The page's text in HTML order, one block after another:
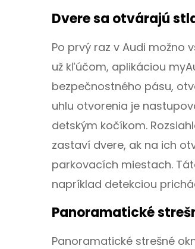
Dvere sa otvárajú
Po prvý raz v Audi možno
už kľúčom, aplikáciou
bezpečnostného pásu,
uhlu otvorenia je
detským kočíkom.
zastaví dvere, ak na ich
parkovacích miestach.
napríklad detekciou
Panoramatické
Panoramatické strešné